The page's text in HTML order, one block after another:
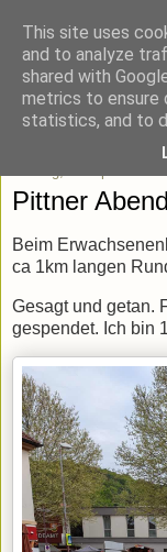
blick-
Pittner
Beim
ca 1km langen
Gesagt und getan.
gespendet. Ich bin
This site uses
and to analyze
shared with
metrics to ensure
statistics, and to